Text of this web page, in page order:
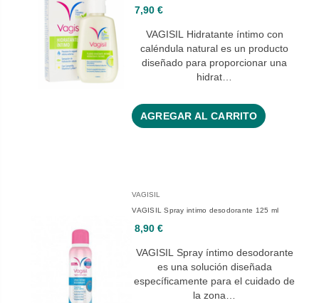
7,90 €
VAGISIL Hidratante íntimo con
caléndula natural es un producto
diseñado para proporcionar una
hidrat…
AGREGAR AL CARRITO
VAGISIL
VAGISIL Spray intimo desodorante 125 ml
8,90 €
VAGISIL Spray íntimo desodorante
es una solución diseñada
específicamente para el cuidado de
la zona…